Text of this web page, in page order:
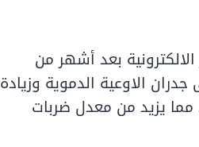
بعد أشهر من
الاوعية الدموية وزيادة
مما يزيد من معدل ضربات